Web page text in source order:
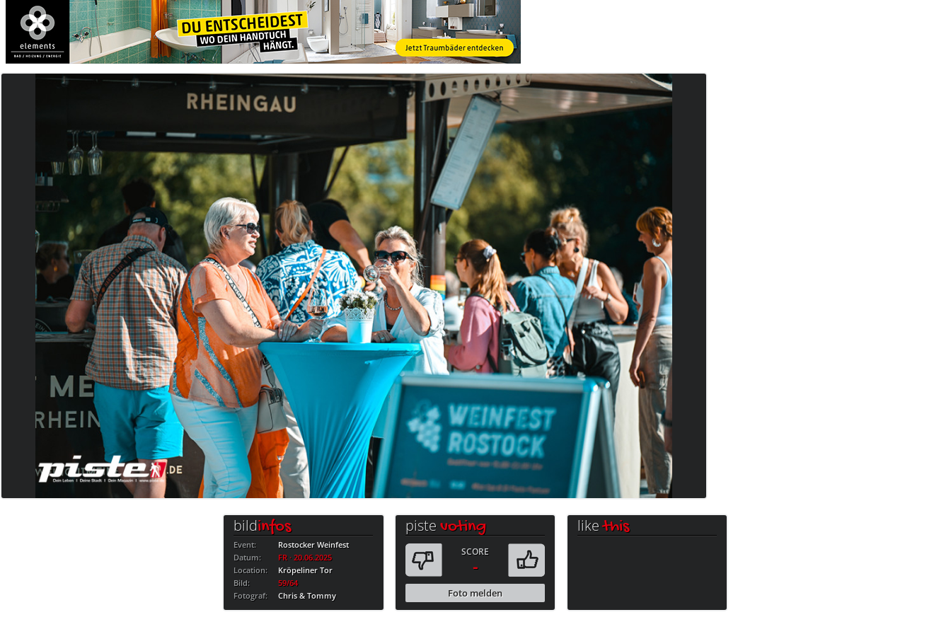
bildinfos
Event:
Rostocker Weinfest
Datum:
FR · 20.06.2025
Location:
Kröpeliner Tor
Bild:
59/64
Fotograf:
Chris & Tommy
pistevoting
SCORE
-
Foto melden
likethis